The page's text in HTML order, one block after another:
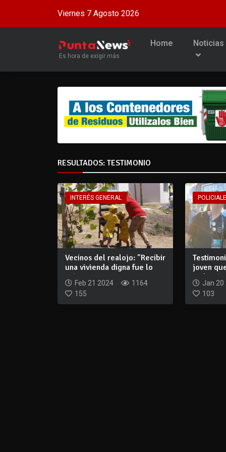
Viernes 7 Agosto 2026
Es hora de exigir más
Home Noticias
RESULTADOS: TESTIMONIO
INTERÉS GENERAL
Vecinos del realojo: "Recibir
una vivienda digna fue lo
más...
Feb 21 2024
1164
155
joven
Jan 20
103